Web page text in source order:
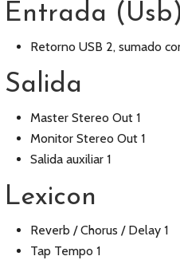
Entrada (Usb)
Retorno USB 2, sumado
Salida
Master Stereo Out 1
Monitor Stereo Out 1
Salida auxiliar 1
Lexicon
Reverb / Chorus / Delay 1
Tap Tempo 1